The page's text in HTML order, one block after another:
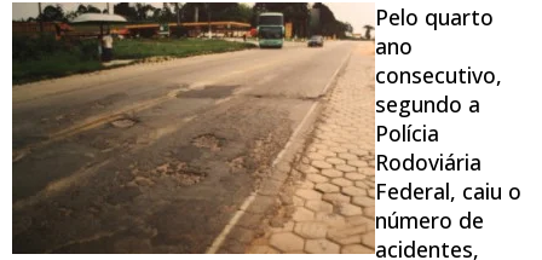
Pelo quarto
ano
consecutivo,
segundo a
Polícia
Rodoviária
Federal, caiu o
número de
acidentes,